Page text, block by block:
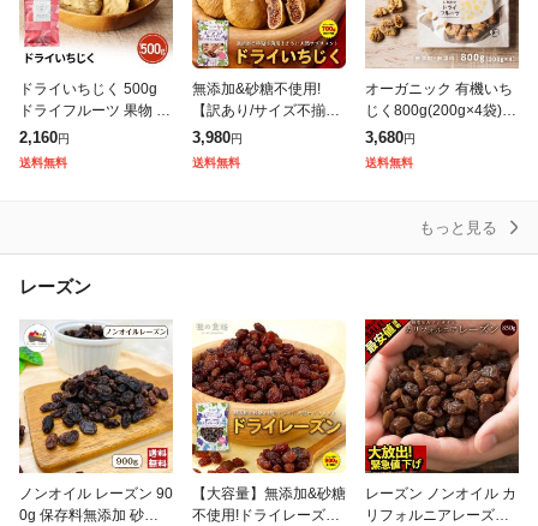
ドライいちじく 500g
ドライフルーツ 果物 イ
チジク おやつ 送料込み
2,160円
送料無料
無添加&砂糖不使用!
【訳あり/サイズ不揃
い】ドライいちじく 業
務用たっぷり700g イチ
ジク 無花果 ドライフル
3,980円
送料無料
オーガニック 有機いち
じく800g(200g×4袋)
ドライイチジク ドライ
いちじく 白いちじく フ
ィグ トルコ産 大粒 無
3,680円
送料無料
もっと見る
レーズン
ノンオイル レーズン 90
0g 保存料無添加 砂糖不
【大容量】無添加&砂糖
不使用!ドライレーズン
レーズン ノンオイル カ
リフォルニアレーズン